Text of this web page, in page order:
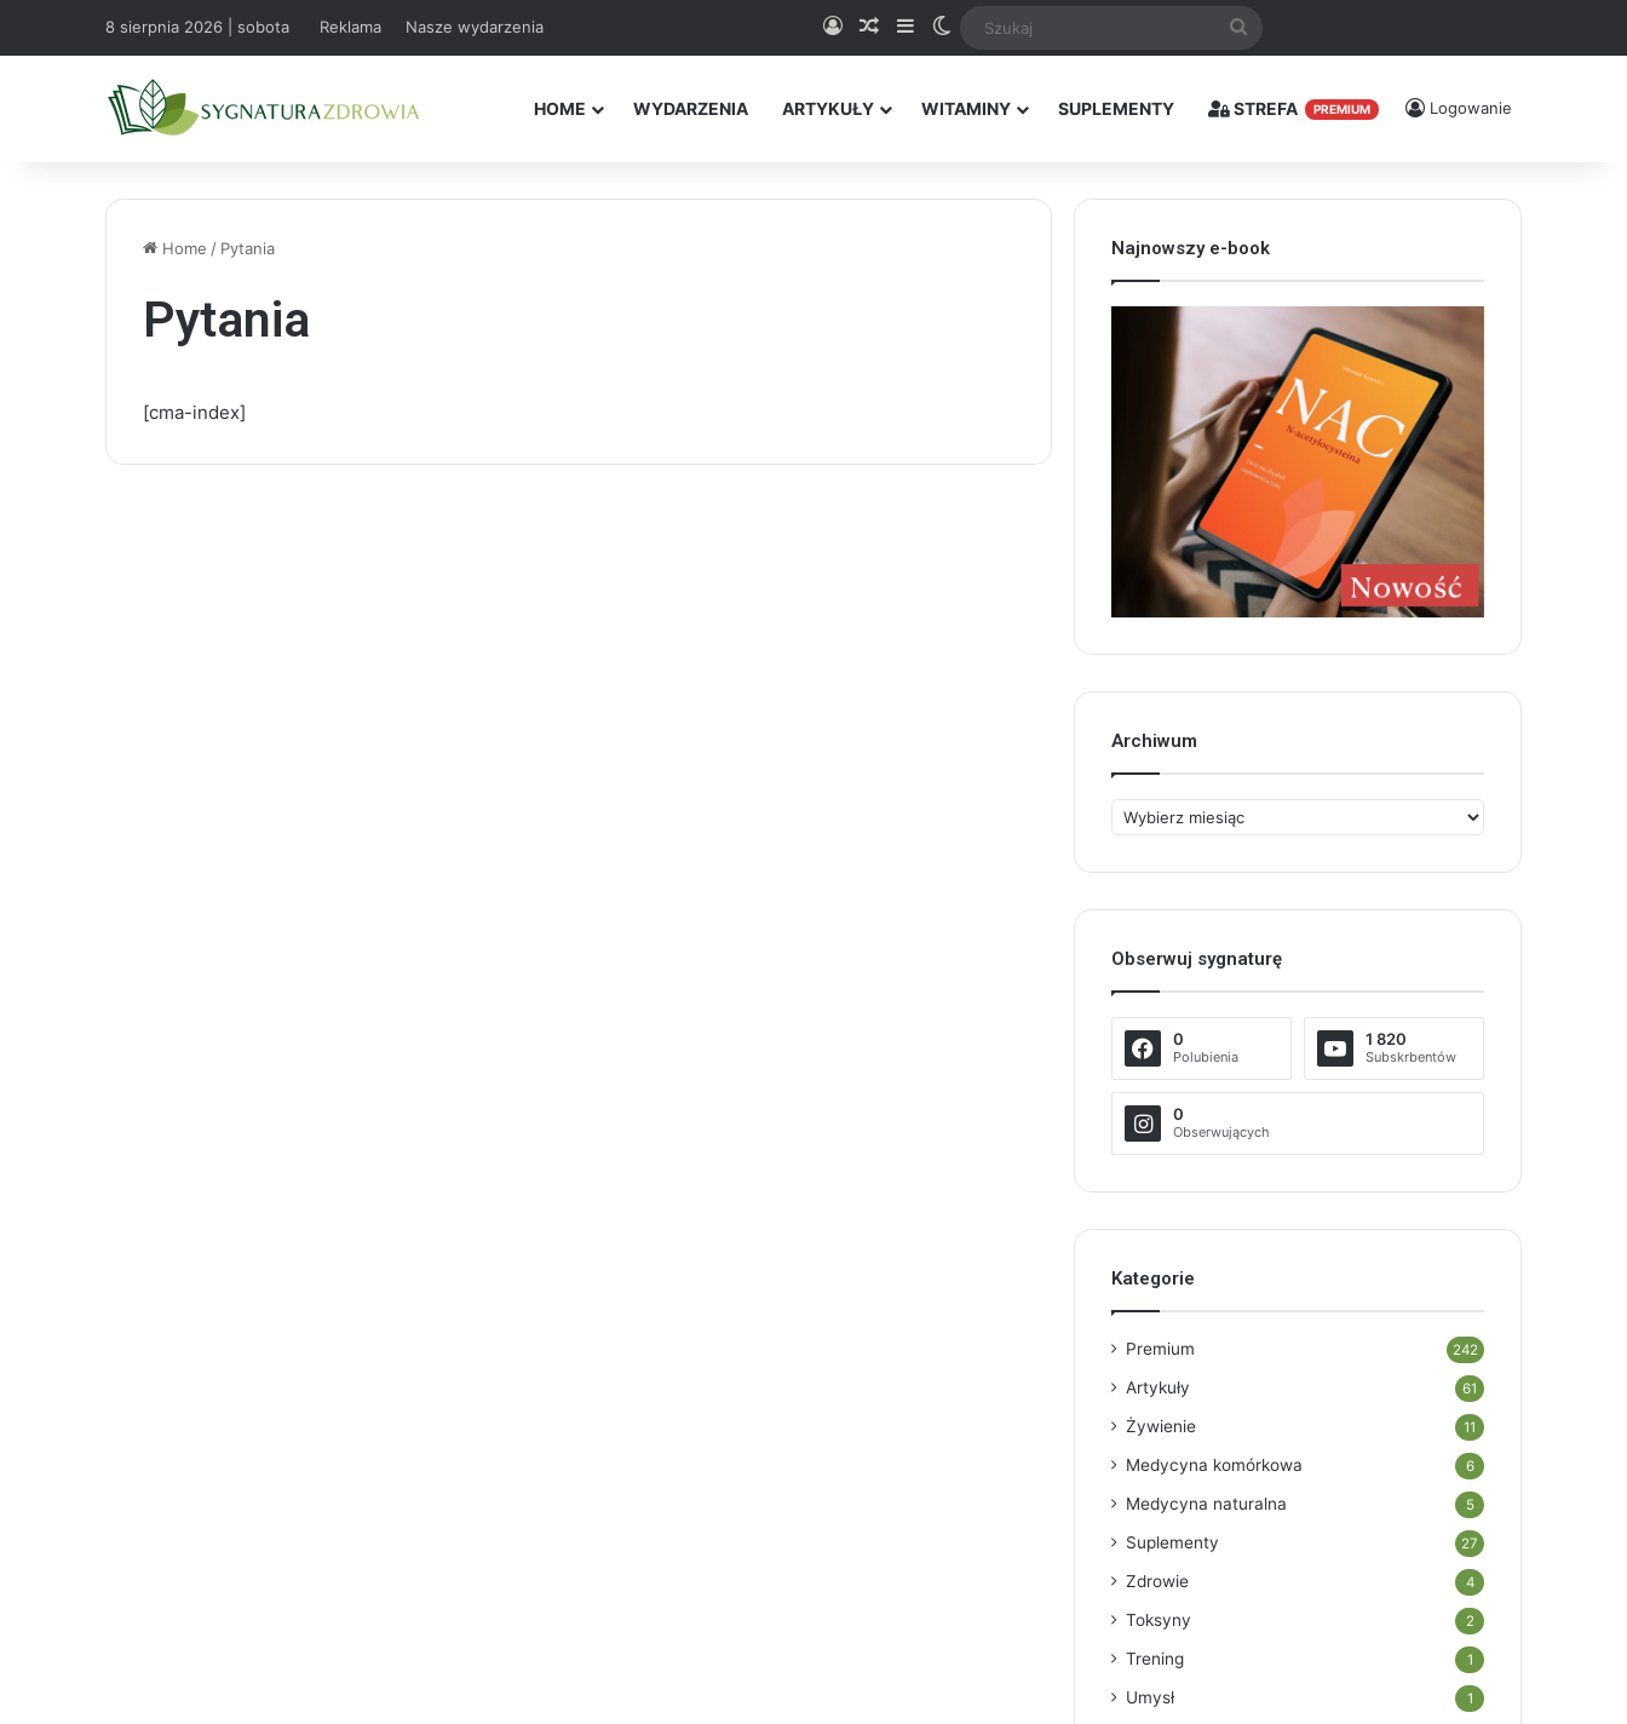
8 sierpnia 2026 | sobota Reklama Nasze wydarzenia Logowanie
Random Article
SidebarSwitch skin
HOME WYDARZENIA ARTYKUŁY WITAMINY SUPLEMENTY STREFA PREMIUM Logowanie
Home / Pytania
Pytania
[cma-index]
Najnowszy e-book
Archiwum
Archiwum
Obserwuj sygnaturę
0
Polubienia
1 820
Subskrbentów
0
Obserwujących
Kategorie
Premium 242
Artykuły 61
Żywienie 11
Medycyna komórkowa 6
Medycyna naturalna 5
Suplementy 27
Zdrowie 4
Toksyny 2
Trening 1
Umysł 1